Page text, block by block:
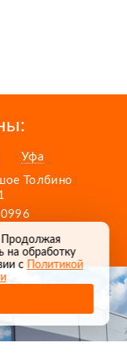
Уфа
Толбино
на обработку
сПолитикой